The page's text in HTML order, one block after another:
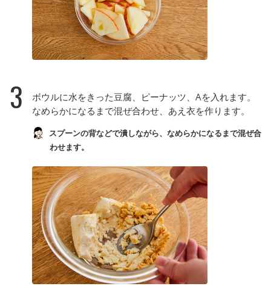
3
ボウルに水をきった豆腐、ピーナッツ、Aを入れます。
なめらかになるまで混ぜ合わせ、あえ衣を作ります。
スプーンの背などで潰しながら、なめらかになるまで混ぜ合
わせます。